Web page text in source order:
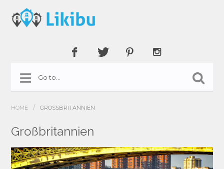
HOME / GROSSBRITANNIEN
Großbritannien